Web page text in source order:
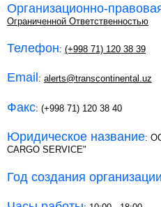
Организационно-
Ограниченной Ответственностью
Телефон: (+998 71) 120 38 39
Email : alerts@transcontinental.uz
Факс: (+998 71) 120 38 40
Юридическое название:
CARGO SERVICE"
Год создания организации